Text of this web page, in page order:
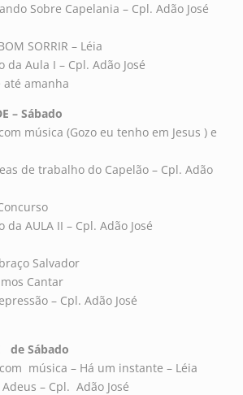
Sobre Capelania – Cpl. Adão José
SORRIR – Léia
da Aula I – Cpl. Adão José
até amanha
– Sábado
música (Gozo eu tenho em Jesus ) e
de trabalho do Capelão – Cpl. Adão
da AULA II – Cpl. Adão José
Salvador
Cantar
– Cpl. Adão José
de Sábado
música – Há um instante – Léia
Adeus – Cpl. Adão José